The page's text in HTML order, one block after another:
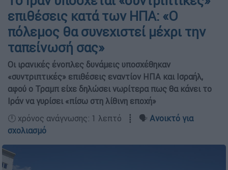
επιθέσεις κατά των ΗΠΑ: «Ο
πόλεμος θα συνεχιστεί μέχρι την
ταπείνωσή σας»
Οι ιρανικές ένοπλες δυνάμεις υποσχέθηκαν
«συντριπτικές» επιθέσεις εναντίον ΗΠΑ και Ισραήλ,
αφού ο Τραμπ είχε δηλώσει νωρίτερα πως θα κάνει το
Ιράν να γυρίσει «πίσω στη λίθινη εποχή»
🕛 χρόνος ανάγνωσης: 1 λεπτό ┋ 🗣️ Ανοικτό για
σχολιασμό